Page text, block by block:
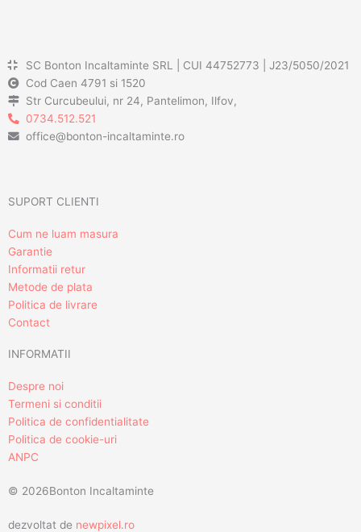
SC Bonton Incaltaminte SRL | CUI 44752773 | J23/5050/2021
Cod Caen 4791 si 1520
Str Curcubeului, nr 24, Pantelimon, Ilfov,
0734.512.521
office@bonton-incaltaminte.ro
SUPORT CLIENTI
Cum ne luam masura
Garantie
Informatii retur
Metode de plata
Politica de livrare
Contact
INFORMATII
Despre noi
Termeni si conditii
Politica de confidentialitate
Politica de cookie-uri
ANPC
© 2026Bonton Incaltaminte
dezvoltat de newpixel.ro